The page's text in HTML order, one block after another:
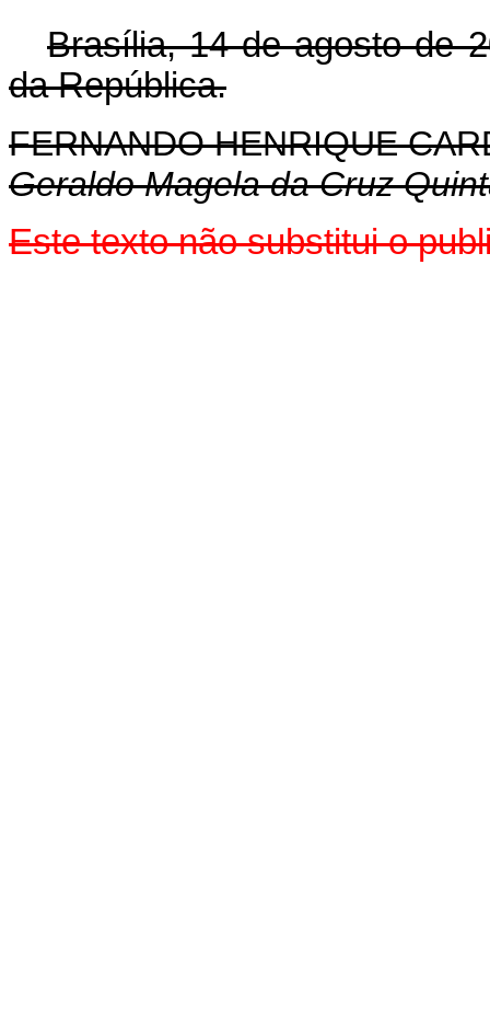
Brasília, 14 de agosto de
da República.
FERNANDO HENRIQUE
Geraldo Magela da Cruz
Este texto não substitui o